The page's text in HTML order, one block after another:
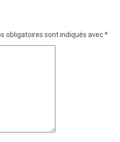
obligatoires sont indiqués avec*